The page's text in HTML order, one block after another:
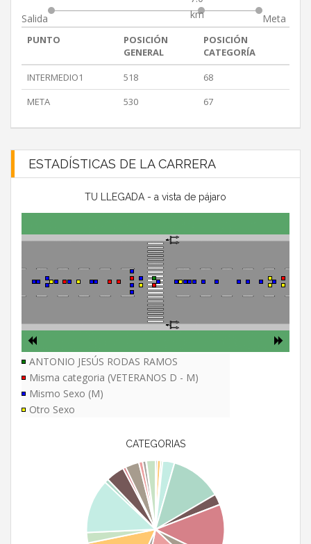
Salida
km
Meta
PUNTO
POSICIÓN
GENERAL
POSICIÓN
CATEGORÍA
INTERMEDIO1
518
68
META
530 67
ESTADÍSTICAS DE LA CARRERA
TU LLEGADA - a vista de pájaro
ANTONIO JESÚS RODAS RAMOS
Misma categoria (VETERANOS D - M)
Mismo Sexo (M)
Otro Sexo
CATEGORIAS